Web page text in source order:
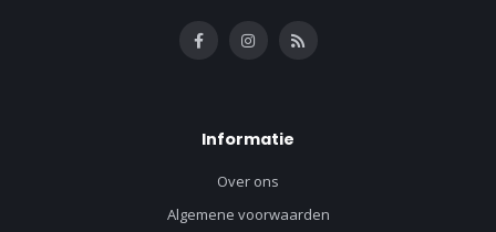
Informatie
Over ons
Algemene voorwaarden